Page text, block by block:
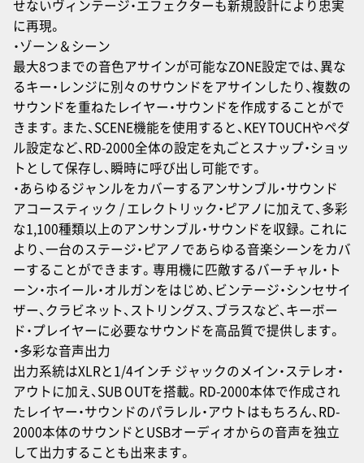
せないヴィンテージ・エフェクターも新規設計により忠実
に再現。
・ゾーン＆シーン
最大8つまでの音色アサインが可能なZONE設定では、異な
るキー・レンジに別々のサウンドをアサインしたり、複数の
サウンドを重ねたレイヤー・サウンドを作成することがで
きます。また、SCENE機能を使用すると、KEY TOUCHやペダ
ル設定など、RD-2000全体の設定を丸ごとスナップ・ショッ
トとして保存し、瞬時に呼び出し可能です。
・あらゆるジャンルをカバーするアンサンブル・サウンド
アコースティック / エレクトリック・ピアノに加えて、多彩
な1,100種類以上のアンサンブル・サウンドを収録。これに
より、一台のステージ・ピアノであらゆる音楽シーンをカバ
ーすることができます。専用機に匹敵するバーチャル・ト
ーン・ホイール・オルガンをはじめ、ビンテージ・シンセサイ
ザー、クラビネット、ストリングス、ブラスなど、キーボー
ド・プレイヤーに必要なサウンドを高品質で提供します。
・多彩な音声出力
出力系統はXLRと1/4インチ ジャックのメイン・ステレオ・
アウトに加え、SUB OUTを搭載。RD-2000本体で作成され
たレイヤー・サウンドのパラレル・アウトはもちろん、RD-
2000本体のサウンドとUSBオーディオからの音声を独立
して出力することも出来ます。